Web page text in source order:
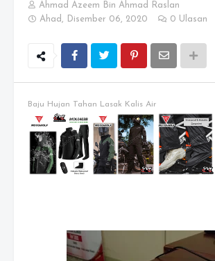
Ahmad Azeem Bin Ahmad Raslan
Ahad, Disember 06, 2020
0 Ulasan
Baju Hujan Tahan Lasak Kalis Air